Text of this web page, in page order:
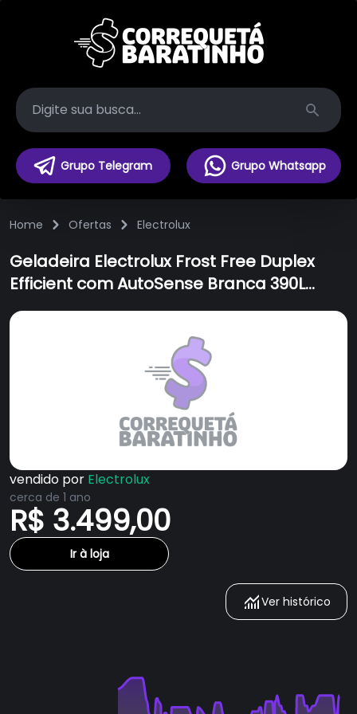
Search
Grupo Telegram Grupo Whatsapp
Home Ofertas Electrolux
Geladeira Electrolux Frost Free Duplex
Efficient com AutoSense Branca 390L
(IF43)
vendido por Electrolux
cerca de 1 ano
R$ 3.499,00
Ir à loja
Ver histórico